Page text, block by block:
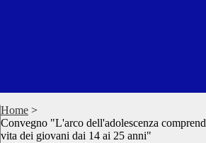
Home >
Convegno "L'arco dell'adolescenza
vita dei giovani dai 14 ai 25 anni"